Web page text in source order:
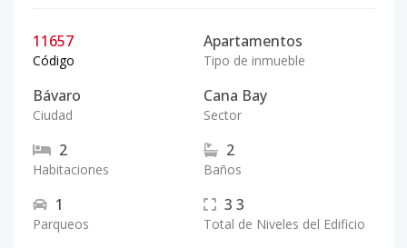
11657
Código
Apartamentos
Tipo de inmueble
Bávaro
Ciudad
Cana Bay
Sector
2
Habitaciones
2
Baños
1
Parqueos
3 3
Total de Niveles del Edificio